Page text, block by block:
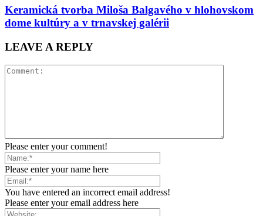
Keramická tvorba Miloša Balgavého v hlohovskom
dome kultúry a v trnavskej galérii
LEAVE A REPLY
Please enter your comment!
Please enter your name here
You have entered an incorrect email address!
Please enter your email address here